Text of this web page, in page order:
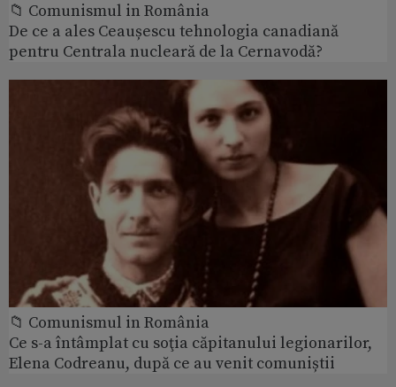
📁 Comunismul in România
De ce a ales Ceaușescu tehnologia canadiană
pentru Centrala nucleară de la Cernavodă?
📁 Comunismul in România
Ce s-a întâmplat cu soţia căpitanului legionarilor,
Elena Codreanu, după ce au venit comuniștii